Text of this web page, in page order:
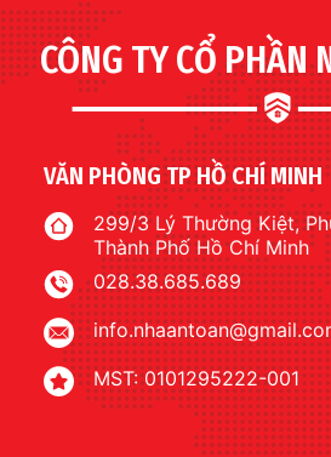
CÔNG TY CỔ PHẦN
VĂN PHÒNG TP HỒ CHÍ MINH
299/3 Lý Thường Kiệt,
Thành Phố Hồ Chí Minh
028.38.685.689
MST: 0101295222-001